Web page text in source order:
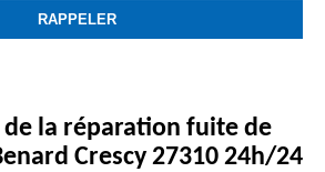
de la réparation fuite de
Crescy 27310 24h/24